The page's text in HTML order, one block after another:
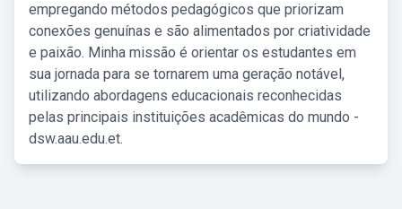
empregando métodos pedagógicos que priorizam
conexões genuínas e são alimentados por criatividade
e paixão. Minha missão é orientar os estudantes em
sua jornada para se tornarem uma geração notável,
utilizando abordagens educacionais reconhecidas
pelas principais instituições acadêmicas do mundo -
dsw.aau.edu.et.